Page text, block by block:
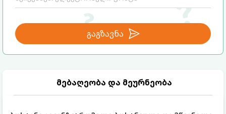
გაგზავნა
მებაღეობა და მეურნეობა